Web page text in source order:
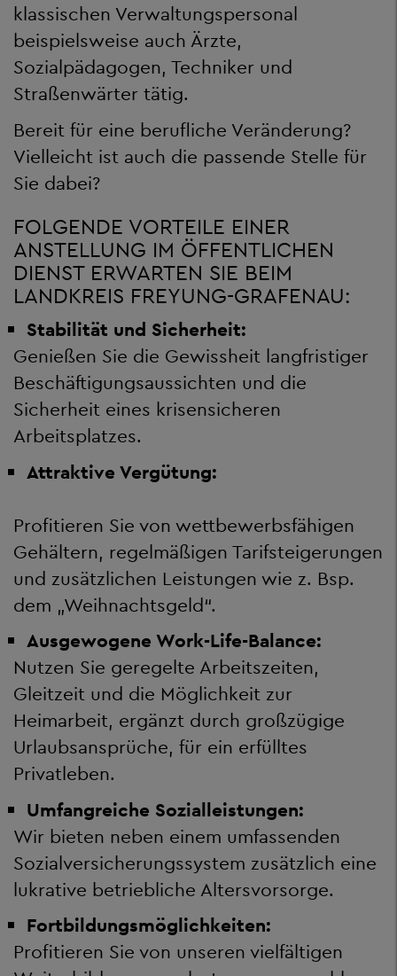
klassischen Verwaltungspersonal
beispielsweise auch Ärzte,
Sozialpädagogen, Techniker und
Straßenwärter tätig.
Bereit für eine berufliche Veränderung?
Vielleicht ist auch die passende Stelle für
Sie dabei?
FOLGENDE VORTEILE EINER
ANSTELLUNG IM ÖFFENTLICHEN
DIENST ERWARTEN SIE BEIM
LANDKREIS FREYUNG-GRAFENAU:
Stabilität und Sicherheit:
Genießen Sie die Gewissheit langfristiger
Beschäftigungsaussichten und die
Sicherheit eines krisensicheren
Arbeitsplatzes.
Attraktive Vergütung:
Profitieren Sie von wettbewerbsfähigen
Gehältern, regelmäßigen Tarifsteigerungen
und zusätzlichen Leistungen wie z. Bsp.
dem „Weihnachtsgeld“.
Ausgewogene Work-Life-Balance:
Nutzen Sie geregelte Arbeitszeiten,
Gleitzeit und die Möglichkeit zur
Heimarbeit, ergänzt durch großzügige
Urlaubsansprüche, für ein erfülltes
Privatleben.
Umfangreiche Sozialleistungen:
Wir bieten neben einem umfassenden
Sozialversicherungssystem zusätzlich eine
lukrative betriebliche Altersvorsorge.
Fortbildungsmöglichkeiten:
Profitieren Sie von unseren vielfältigen